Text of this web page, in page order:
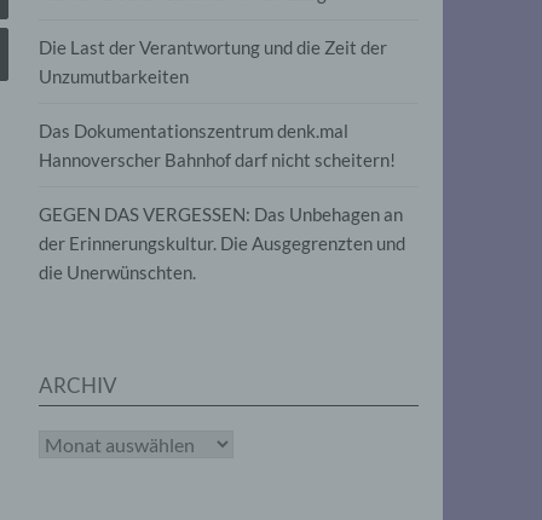
Die Last der Verantwortung und die Zeit der
Unzumutbarkeiten
Das Dokumentationszentrum denk.mal
Hannoverscher Bahnhof darf nicht scheitern!
GEGEN DAS VERGESSEN: Das Unbehagen an
der Erinnerungskultur. Die Ausgegrenzten und
die Unerwünschten.
ARCHIV
Archiv